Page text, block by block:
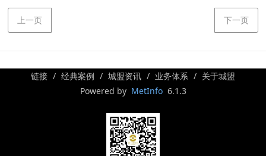
上一页 下一页
链接 经典案例 城盟资讯 业务体系
关于城盟
Powered by MetInfo6.1.3